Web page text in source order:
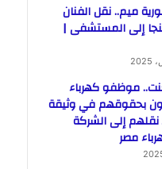
ميم.. نقل الفنان
إلى المستشفى |
موظفو كهرباء
بحقوقهم في وثيقة
نقلهم إلى الشركة
مصر